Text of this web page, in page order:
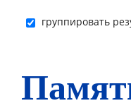
группировать